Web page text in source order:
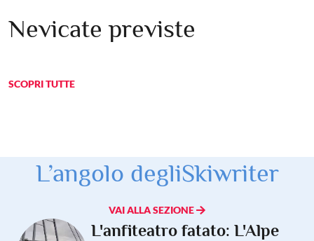
Nevicate previste
SCOPRI TUTTE
L’angolo degliSkiwriter
VAI ALLA SEZIONE
L'anfiteatro fatato: L'Alpe